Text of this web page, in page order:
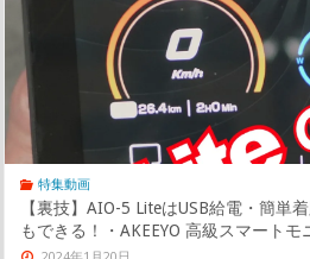
特集動画
【裏技】AIO-5 LiteはUSB給電・簡単
もできる！・AKEEYO 高級スマート